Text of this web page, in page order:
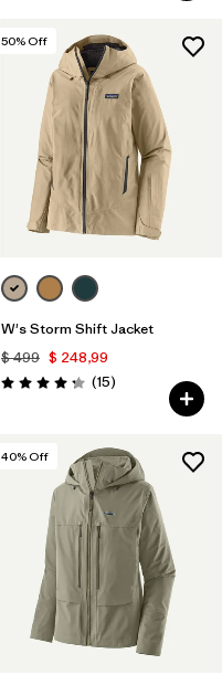
50% Off
W's Storm Shift Jacket
$ 499 $ 248,99
Valoración: 4.3 / 5
(15Comentarios
)
40% Off